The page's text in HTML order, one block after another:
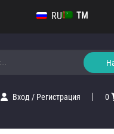
RU TM
Вход/ Регистрация 0